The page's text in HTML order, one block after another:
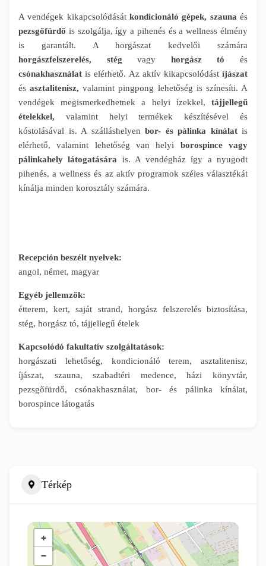
A vendégek kikapcsolódását kondicionáló gépek, szauna és
pezsgőfürdő is szolgálja, így a pihenés és a wellness élmény
is garantált. A horgászat kedvelői számára
horgászfelszerelés,
stég vagy horgász tó és
csónakhasználat is elérhető. Az aktív kikapcsolódást íjászat
ésasztalitenisz, valamint pingpong lehetőség is színesíti. A
vendégek megismerkedhetnek a helyi ízekkel, tájjellegű
ételekkel, valamint helyi termékek készítésével és
kóstolásával is. A szálláshelyen bor- és pálinka kínálatis
elérhető, valamint lehetőség van helyi borospince vagy
pálinkahely látogatására is. A vendégház így a nyugodt
pihenés, a wellness és az aktív programok széles választékát
kínálja minden korosztály számára.
Recepción beszélt nyelvek:
angol, német, magyar
Egyéb jellemzők:
étterem, kert, saját strand, horgász felszerelés biztosítása,
stég, horgász tó, tájjellegű ételek
Kapcsolódó fakultatív szolgáltatások:
horgászati lehetőség, kondicionáló terem, asztalitenisz,
íjászat, szauna, szabadtéri medence, házi könyvtár,
pezsgőfürdő, csónakhasználat, bor- és pálinka kínálat,
borospince látogatás
Térkép
+
−